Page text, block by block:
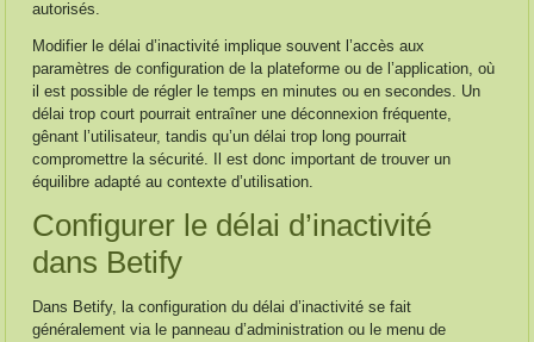
autorisés.
Modifier le délai d’inactivité implique souvent l’accès aux
paramètres de configuration de la plateforme ou de l’application, où
il est possible de régler le temps en minutes ou en secondes. Un
délai trop court pourrait entraîner une déconnexion fréquente,
gênant l’utilisateur, tandis qu’un délai trop long pourrait
compromettre la sécurité. Il est donc important de trouver un
équilibre adapté au contexte d’utilisation.
Configurer le délai d’inactivité
dans Betify
Dans Betify, la configuration du délai d’inactivité se fait
généralement via le panneau d’administration ou le menu de